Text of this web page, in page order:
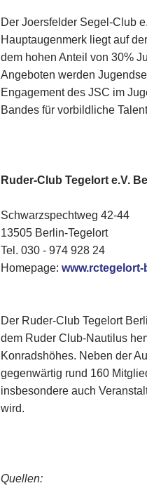
Der Joersfelder Segel-Club
Hauptaugenmerk liegt auf
dem hohen Anteil von 30%
Angeboten werden
Engagement des JSC im
Bandes für vorbildliche
Ruder-Club Tegelort e.V.
Schwarzspechtweg 42-44
13505 Berlin-Tegelort
Tel. 030 - 974 928 24
Homepage:
Der Ruder-Club Tegelort
dem Ruder Club-Nautilus
Konradshöhes. Neben der
gegenwärtig rund 160
insbesondere auch
wird.
Quellen: